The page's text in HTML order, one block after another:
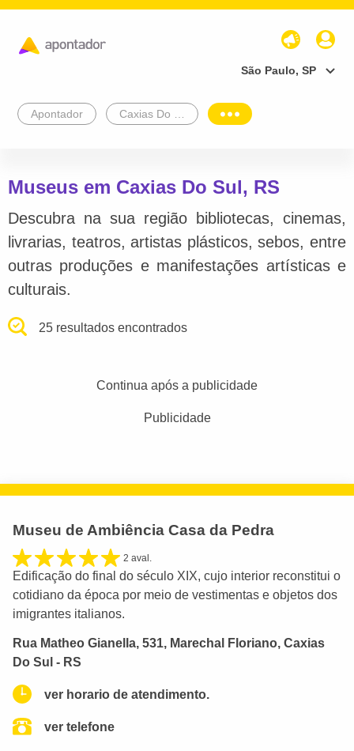
São Paulo, SP
Apontador
Museus em Caxias Do Sul, RS
Descubra na sua região bibliotecas, cinemas,
livrarias, teatros, artistas plásticos, sebos, entre
outras produções e manifestações artísticas e
culturais.
25 resultados encontrados
Continua após a publicidade
Publicidade
Museu de Ambiência Casa da Pedra
2 aval.
Edificação do final do século XIX, cujo interior reconstitui o
cotidiano da época por meio de vestimentas e objetos dos
imigrantes italianos.
Rua Matheo Gianella, 531, Marechal Floriano, Caxias
Do Sul - RS
ver horario de atendimento.
ver telefone